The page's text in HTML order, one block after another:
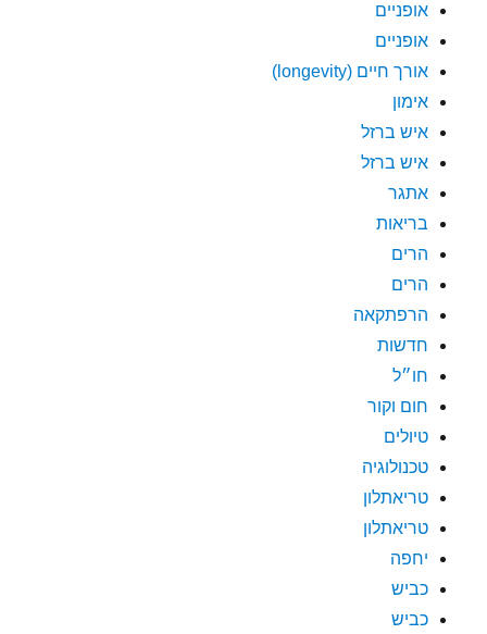
אופניים
אופניים
אורך חיים (longevity)
אימון
איש ברזל
איש ברזל
אתגר
בריאות
הרים
הרים
הרפתקאה
חדשות
חו״ל
חום וקור
טיולים
טכנולוגיה
טריאתלון
טריאתלון
יחפה
כביש
כביש